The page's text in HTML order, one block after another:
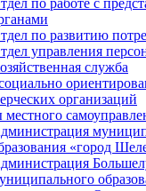
по развитию
управления
служба
организаций
«город